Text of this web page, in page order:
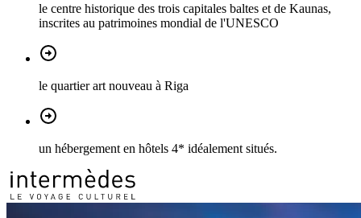
le centre historique des trois capitales baltes et de Kaunas,
inscrites au patrimoines mondial de l'UNESCO
le quartier art nouveau à Riga
un hébergement en hôtels 4* idéalement situés.